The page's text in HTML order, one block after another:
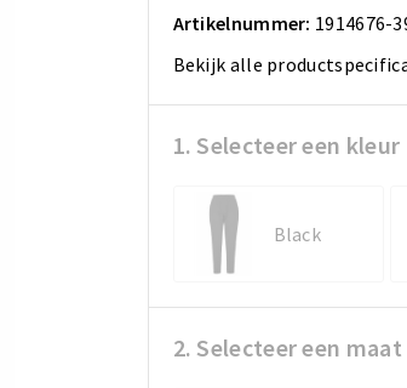
Artikelnummer: 1914676-
Bekijk alle
1. Selecteer een kleur
Black
2. Selecteer een maat